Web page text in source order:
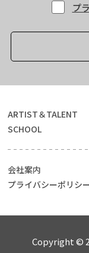
プ
ARTIST＆TALENT
SCHOOL
会社案内
プライバシーポリシ
Copyright ©